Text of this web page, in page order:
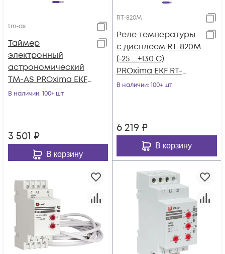
tm-as
Таймер
электронный
астрономический
TM-АS PROxima EKF
tm-as
В наличии: 100+ шт
3 501 ₽
В корзину
RT-820M
Реле температуры
с дисплеем RT-820M
(-25....+130 С)
PROxima EKF RT-
820M
В наличии: 100+ шт
6 219 ₽
В корзину